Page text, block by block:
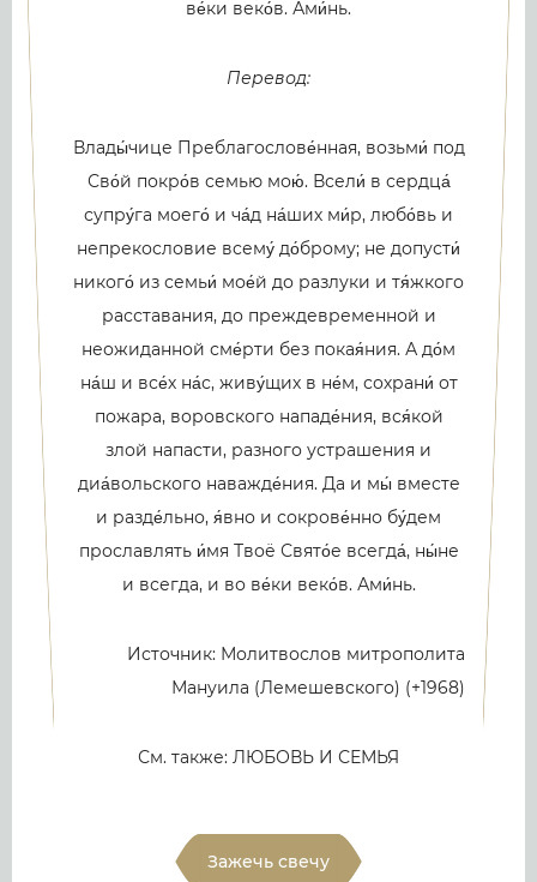
ве́ки веко́в. Ами́нь.
Перевод:
Влады́чице Преблагослове́нная, возьми́ под
Сво́й покро́в семью мою́. Всели́ в сердца́
супру́га моего́ и ча́д на́ших ми́р, любо́вь и
непрекословие всему́ до́брому; не допусти́
никого́ из семьи́ мое́й до разлуки и тя́жкого
расставания, до преждевременной и
неожиданной сме́рти без покая́ния. А до́м
на́ш и все́х на́с, живу́щих в не́м, сохрани́ от
пожара, воровского нападе́ния, вся́кой
злой напасти, разного устрашения и
диа́вольского наважде́ния. Да и мы́ вместе
и разде́льно, я́вно и сокрове́нно бу́дем
прославлять и́мя Твоё Свято́е всегда́, ны́не
и всегда, и во ве́ки веко́в. Ами́нь.
Источник: Молитвослов митрополита
Мануила (Лемешевского) (+1968)
См. также: ЛЮБОВЬ И СЕМЬЯ
Зажечь свечу